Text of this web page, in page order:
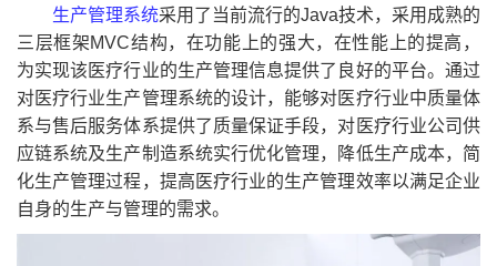
生产管理系统采用了当前流行的Java技术，采用成熟的
三层框架MVC结构，在功能上的强大，在性能上的提高，
为实现该医疗行业的生产管理信息提供了良好的平台。通过
对医疗行业生产管理系统的设计，能够对医疗行业中质量体
系与售后服务体系提供了质量保证手段，对医疗行业公司供
应链系统及生产制造系统实行优化管理，降低生产成本，简
化生产管理过程，提高医疗行业的生产管理效率以满足企业
自身的生产与管理的需求。